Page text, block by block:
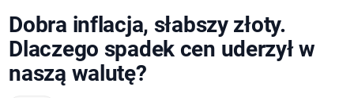
Dobra inflacja, słabszy złoty.
Dlaczego spadek cen uderzył w
naszą walutę?